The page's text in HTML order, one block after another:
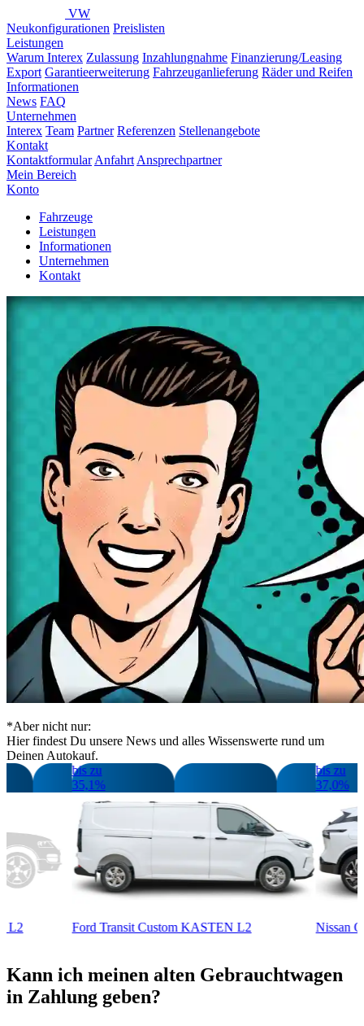
VW
Neukonfigurationen Preislisten
Leistungen
Warum Interex Zulassung Inzahlungnahme Finanzierung/Leasing
Export Garantieerweiterung Fahrzeuganlieferung Räder und Reifen
Informationen
News FAQ
Unternehmen
Interex Team Partner Referenzen Stellenangebote
Kontakt
Kontaktformular Anfahrt Ansprechpartner
Mein Bereich
Konto
Fahrzeuge
Leistungen
Informationen
Unternehmen
Kontakt
*Aber nicht nur:
Hier findest Du unsere News und alles Wissenswerte rund um
Deinen Autokauf.
L2
bis zu
35,1%
Ford Transit Custom KASTEN L2
bis zu
Kann ich meinen alten Gebrauchtwagen
in Zahlung geben?